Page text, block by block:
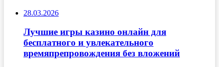
28.03.2026
Лучшие игры казино онлайн для
бесплатного и увлекательного
времяпрепровождения без вложений